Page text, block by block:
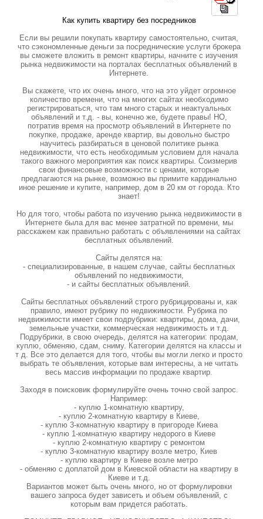
Как купить квартиру без посредников
Если вы решили покупать квартиру самостоятельно, считая,
что сэкономленные деньги за посреднические услуги брокера
вы сможете вложить в ремонт квартиры, начните с изучения
рынка недвижимости на порталах бесплатных объявлений в
Интернете.
Вы скажете, что их очень много, что на это уйдет огромное
количество времени, что на многих сайтах необходимо
регистрироваться, что там много старых и неактуальных
объявлений и т.д. - вы, конечно же, будете правы! НО,
потратив время на просмотр объявлений в Интернете по
покупке, продаже, аренде квартир, вы довольно быстро
научитесь разбираться в ценовой политике рынка
недвижимости, что есть необходимым условием для начала
такого важного мероприятия как поиск квартиры. Соизмерив
свои финансовые возможности с ценами, которые
предлагаются на рынке, возможно вы примите кардинально
иное решение и купите, например, дом в 20 км от города. Кто
знает!
Но для того, чтобы работа по изучению рынка недвижимости в
Интернете была для вас менее затратной по времени, мы
расскажем как правильно работать с объявлениями на сайтах
бесплатных объявлений.
Сайты делятся на:
- специализированные, в нашем случае, сайты бесплатных
объявлений по недвижимости,
- и сайты бесплатных объявлений.
Сайты бесплатных объявлений строго рубрицированы и, как
правило, имеют рубрику по недвижимости. Рубрика по
недвижимости имеет свои подрубрики: квартиры, дома, дачи,
земельные участки, коммерческая недвижимость и т.д.
Подрубрики, в свою очередь, делятся на категории: продам,
куплю, обменяю, сдам, сниму. Категории делятся на классы и
т д. Все это делается для того, чтобы вы могли легко и просто
выбрать те объявления, которые вам интересны, а не читать
весь массив информации по продаже квартир.
Заходя в поисковик формулируйте очень точно свой запрос.
Например:
- куплю 1-комнатную квартиру,
- куплю 2-комнатную квартиру в Киеве,
- куплю 3-комнатную квартиру в пригороде Киева
- куплю 1-комнатную квартиру недорого в Киеве
- куплю 2-комнатную квартиру с ремонтом
- куплю 3-комнатную квартиру возле метро, Киев
- куплю квартиру в Киеве возле метро
- обменяю с доплатой дом в Киевской области на квартиру в
Киеве и т.д.
Вариантов может быть очень много, но от формулировки
вашего запроса будет зависеть и объем объявлений, с
которым вам придется работать.